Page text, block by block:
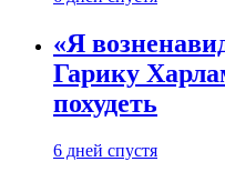
«Я
Гарику
похудеть
6 дней спустя